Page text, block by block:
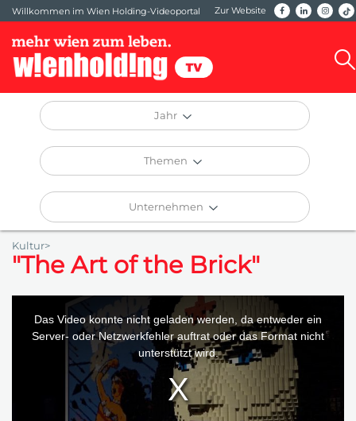
Willkommen im Wien Holding-Videoportal Zur Website
Jahr
Themen
Unternehmen
Kultur>
"The Art of the Brick"
window.
Das Video konnte nicht geladen werden, da entweder ein
Server- oder Netzwerkfehler auftrat oder das Format nicht
unterstützt wird.